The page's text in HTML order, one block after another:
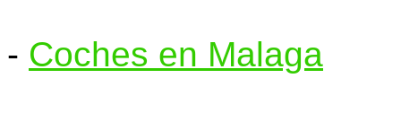
- Coches en Malaga